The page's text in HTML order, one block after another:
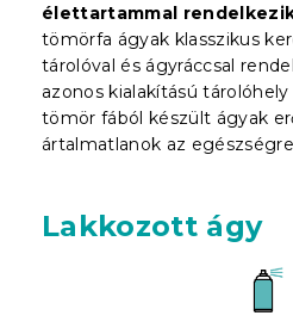
élettartammal
tömörfa ágyak klasszikus
tárolóval és ágyráccsal
azonos kialakítású
tömör fából készült ágyak
ártalmatlanok az
Lakkozott ágy